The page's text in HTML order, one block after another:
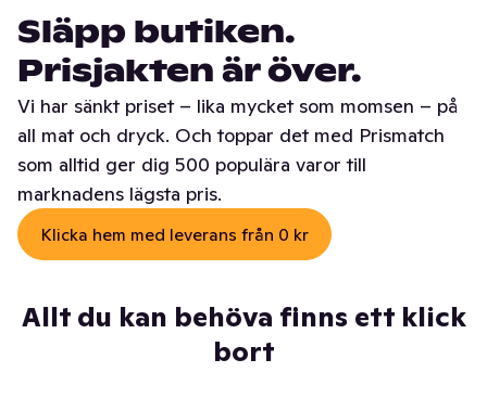
Släpp butiken.
Prisjakten är över.
Vi har sänkt priset – lika mycket som momsen – på
all mat och dryck. Och toppar det med Prismatch
som alltid ger dig 500 populära varor till
marknadens lägsta pris.
Klicka hem med leverans från 0 kr
Allt du kan behöva finns ett klick
bort